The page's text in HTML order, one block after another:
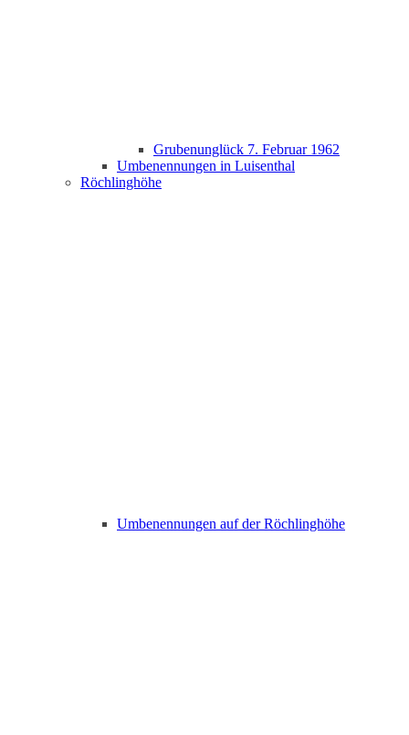
Grubenunglück 7. Februar 1962
Umbenennungen in Luisenthal
Röchlinghöhe
Umbenennungen auf der Röchlinghöhe